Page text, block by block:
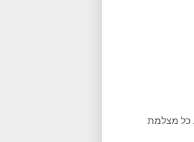
. כל מצלמת